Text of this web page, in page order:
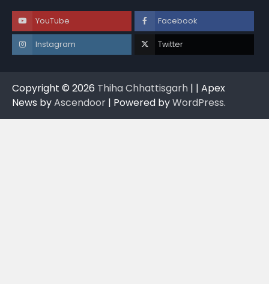
YouTube Facebook
Instagram Twitter
Copyright © 2026 Thiha Chhattisgarh | | Apex
News byAscendoor | Powered byWordPress.